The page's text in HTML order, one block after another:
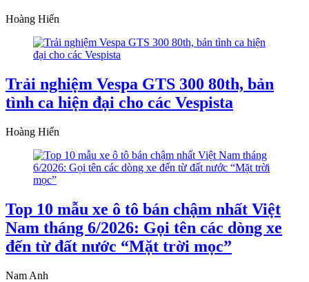
Hoàng Hiển
Trải nghiệm Vespa GTS 300 80th, bản
tình ca hiện đại cho các Vespista
Hoàng Hiển
Top 10 mẫu xe ô tô bán chậm nhất Việt
Nam tháng 6/2026: Gọi tên các dòng xe
đến từ đất nước “Mặt trời mọc”
Nam Anh